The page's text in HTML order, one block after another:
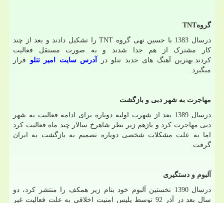
گروهTNT
درسال 1383 با حسین تهی گروه
TNT را تشکیل دادند و بعد از چند
کار مشترک از هم جدا شدند و به صورت مستقل فعالیت
کردند.بهترین آهنگ های جدید تتلو در
آدرس سایت امیر تتلو
قرار
میگیرد.
مهاجرت به شهر دبی و بازگشت
درسال 1389 بعد از شهرت اولیه دوباره برای ادامه فعالیت به شهر
دبی مهاجرت کرد و بازهم زیر نظر شاهرخ سالار چند ماه فعالیت کرد
اما به علت مشکلات شخصی دوباره تصمیم به بازگشت به ایران
گرفت.
آلبوم و دستگیری
درسال 1390 نخستین آلبوم خود بنام زیر همکف را منتشر کرد، دو
سال بعد در آذر 92 توسط پلیس امنیت اخلاقی به علت فعالیت غیر